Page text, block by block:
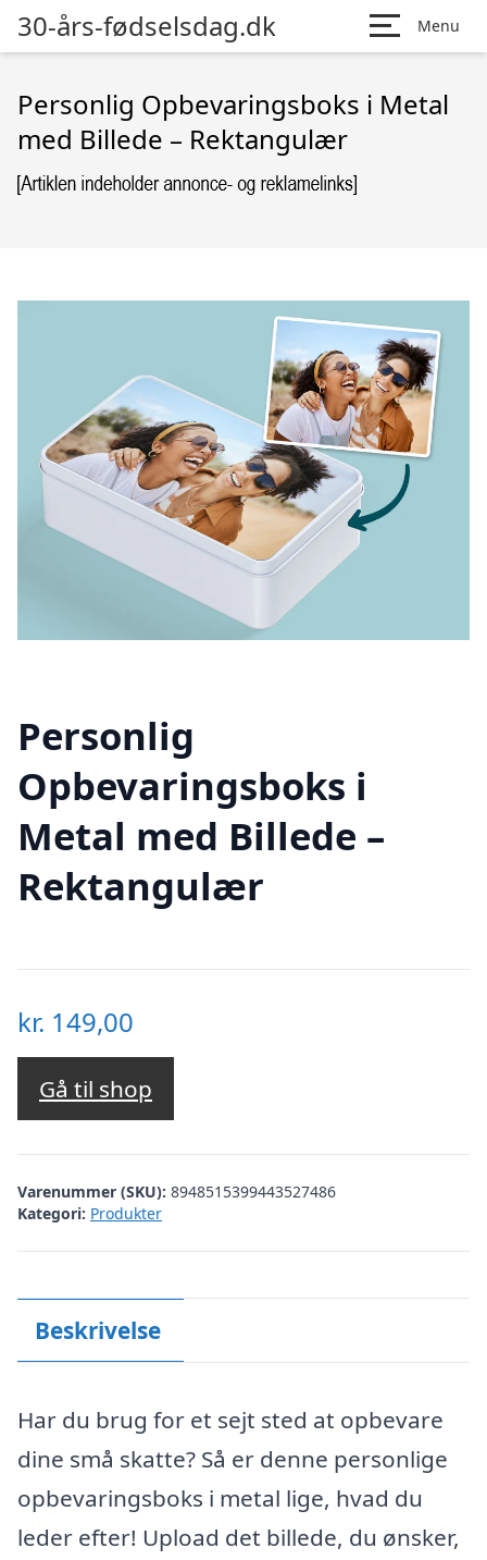
30-års-fødselsdag.dk Menu
Personlig Opbevaringsboks i Metal
med Billede – Rektangulær
Personlig
Opbevaringsboks i
Metal med Billede –
Rektangulær
kr. 149,00
Gå til shop
Varenummer (SKU): 8948515399443527486
Kategori: Produkter
Beskrivelse
Har du brug for et sejt sted at opbevare
dine små skatte? Så er denne personlige
opbevaringsboks i metal lige, hvad du
leder efter! Upload det billede, du ønsker,